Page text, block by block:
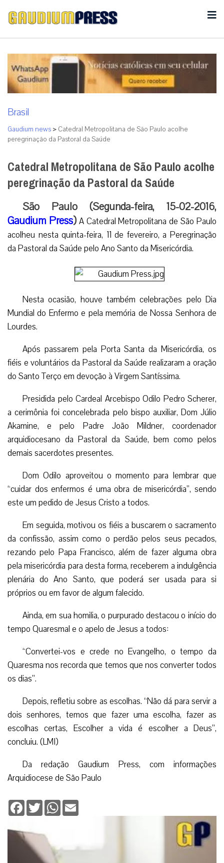
Brasil
Gaudium news > Catedral Metropolitana de São Paulo acolhe
peregrinação da Pastoral da Saúde
Catedral Metropolitana de São Paulo acolhe
peregrinação da Pastoral da Saúde
São Paulo (Segunda-feira, 15-02-2016,
Gaudium Press)A Catedral Metropolitana de São Paulo
acolheu nesta quinta-feira, 11 de fevereiro, a Peregrinação
da Pastoral da Saúde pelo Ano Santo da Misericórdia.
Nesta ocasião, houve também celebrações pelo Dia
Mundial do Enfermo e pela memória de Nossa Senhora de
Lourdes.
Após passarem pela Porta Santa da Misericórdia, os
fiéis e voluntários da Pastoral da Saúde realizaram a oração
do Santo Terço em devoção à Virgem Santíssima.
Presidida pelo Cardeal Arcebispo Odilo Pedro Scherer,
a cerimônia foi concelebrada pelo bispo auxiliar, Dom Júlio
Akamine, e pelo Padre João Mildner, coordenador
arquidiocesano da Pastoral da Saúde, bem como pelos
demais sacerdotes presentes.
Dom Odilo aproveitou o momento para lembrar que
“cuidar dos enfermos é uma obra de misericórdia”, sendo
este um pedido de Jesus Cristo a todos.
Em seguida, motivou os fiéis a buscarem o sacramento
da confissão, assim como o perdão pelos seus pecados,
rezando pelo Papa Francisco, além de fazer alguma obra
pela misericórdia para desta forma, receberem a indulgência
plenária do Ano Santo, que poderá ser usada para si
próprios ou em favor de algum falecido.
Ainda, em sua homilia, o purpurado destacou o início do
tempo Quaresmal e o apelo de Jesus a todos:
“Convertei-vos e crede no Evangelho, o tempo da
Quaresma nos recorda que temos que nos converter todos
os dias”.
Depois, refletiu sobre as escolhas. “Não dá para servir a
dois senhores, temos que fazer uma escolha, fazer as
escolhas certas, Escolher a vida é escolher a Deus”,
concluiu. (LMI)
Da redação Gaudium Press, com informações
Arquidiocese de São Paulo
Facebook
TwitterWhatsApp